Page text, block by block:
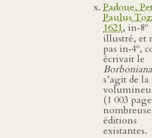
Padoue,
Paulus
1621, in‑8o
illustré, et
pas in‑4o,
écrivait le
Borboniana
s’agit de
(1 003
éditions
existantes.